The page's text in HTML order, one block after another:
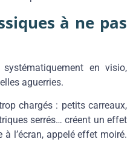
à ne pas
en visio,
aguerries.
chargés : petits carreaux,
serrés… créent un effet
l’écran, appelé effet moiré.